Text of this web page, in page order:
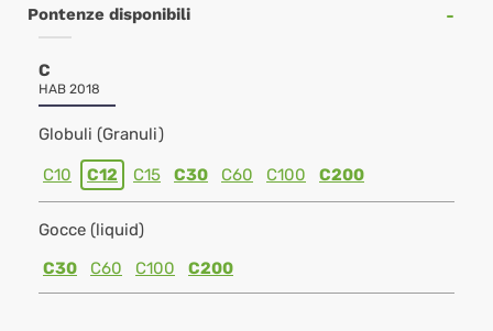
Pontenze disponibili
C
HAB 2018
Globuli (Granuli)
C10 C12 C15 C30 C60 C100 C200
Gocce (liquid)
C30
C60 C100 C200